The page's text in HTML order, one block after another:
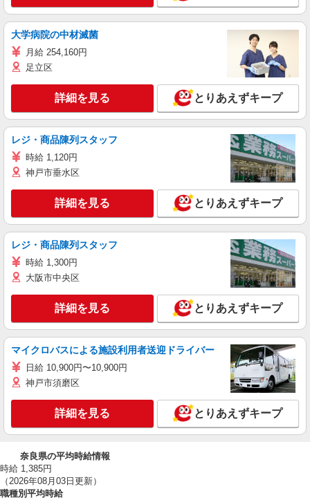
大学病院の中材滅菌
月給 254,160円
足立区
詳細を見る とりあえずキープ
レジ・商品陳列スタッフ
時給 1,120円
神戸市垂水区
詳細を見る とりあえずキープ
レジ・商品陳列スタッフ
時給 1,300円
大阪市中央区
詳細を見る とりあえずキープ
マイクロバスによる施設利用者送迎ドライバー
日給 10,900円〜10,900円
神戸市須磨区
詳細を見る とりあえずキープ
奈良県の平均時給情報
時給 1,385円
（2026年08月03日更新）
職種別平均時給